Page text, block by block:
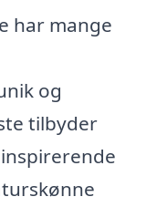
har mange
og
tilbyder